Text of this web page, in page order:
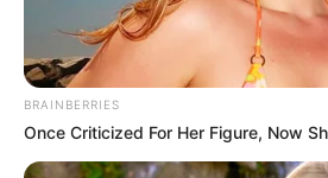
Presidente Kennedy
seletivo para
Combate às
BRAINBERRIES
Once Criticized For Her Figure, Now